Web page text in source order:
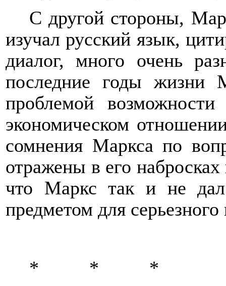
С другой стороны,
изучал русский язык,
диалог, много очень
последние годы жизни
проблемой
экономическом
сомнения Маркса по
отражены в его
что Маркс так и не дал
предметом для серьезного
* *
*